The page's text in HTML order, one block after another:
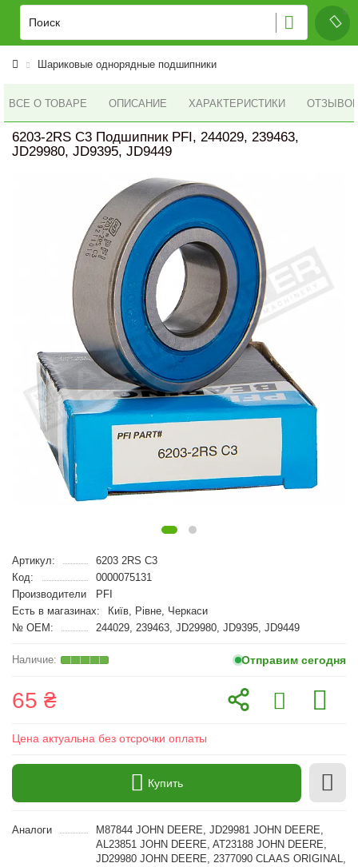
Шариковые однорядные подшипники
ВСЕ О ТОВАРЕ ОПИСАНИЕ ХАРАКТЕРИСТИКИ ОТЗЫВОВ
6203-2RS C3 Подшипник PFI, 244029, 239463,
JD29980, JD9395, JD9449
Артикул:
6203 2RS C3
Код:
0000075131
Производители
PFI
Есть в магазинах:
Київ, Рівне, Черкаси
№ OEM:
244029, 239463, JD29980, JD9395, JD9449
Отправим сегодня
65 ₴
Цена актуальна без отсрочки оплаты
Купить
Аналоги
M87844 JOHN DEERE, JD29981 JOHN DEERE,
AL23851 JOHN DEERE, AT23188 JOHN DEERE,
JD29980 JOHN DEERE, 2377090 CLAAS ORIGINAL,